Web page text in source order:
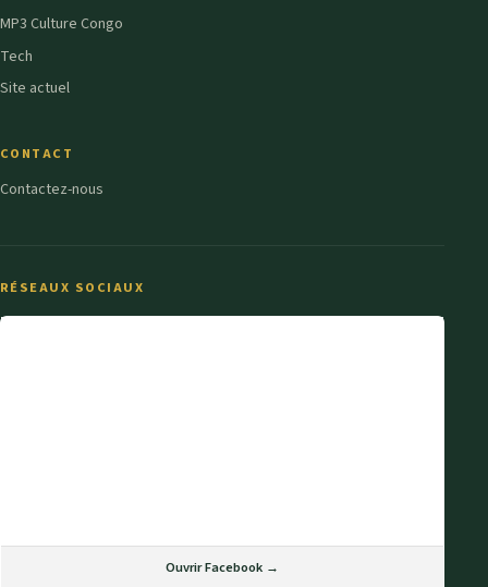
MP3 Culture Congo
Tech
Site actuel
CONTACT
Contactez-nous
RÉSEAUX SOCIAUX
Ouvrir Facebook →